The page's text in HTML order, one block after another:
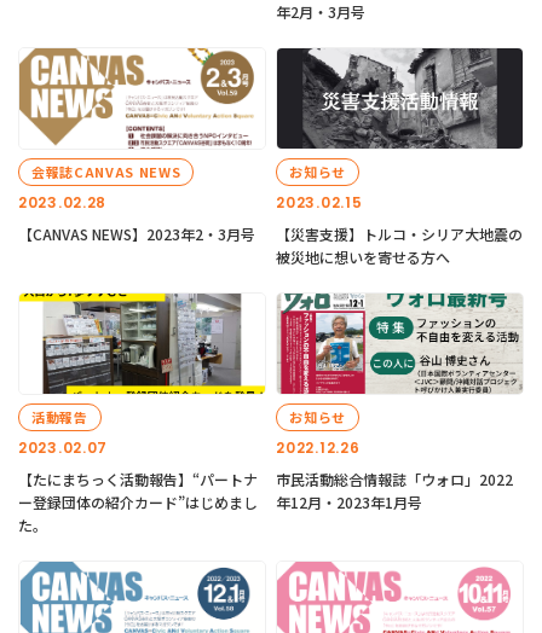
年2月・3月号
2023.02.28
会報誌CANVAS NEWS
【CANVAS NEWS】2023年2・3月号
2023.02.15
お知らせ
【災害支援】トルコ・シリア大地震の
被災地に想いを寄せる方へ
2023.02.07
活動報告
【たにまちっく活動報告】“パートナ
ー登録団体の紹介カード”はじめまし
た。
2022.12.26
お知らせ
市民活動総合情報誌「ウォロ」2022
年12月・2023年1月号